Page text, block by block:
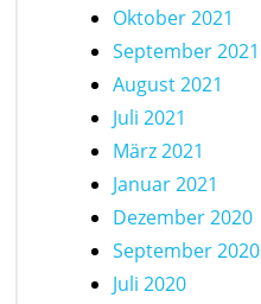
Oktober 2021
September 2021
August 2021
Juli 2021
März 2021
Januar 2021
Dezember 2020
September 2020
Juli 2020